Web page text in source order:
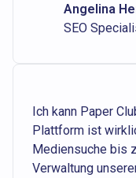
Angelina
SEO
Ich kann Paper
Plattform ist
Mediensuche bis
Verwaltung